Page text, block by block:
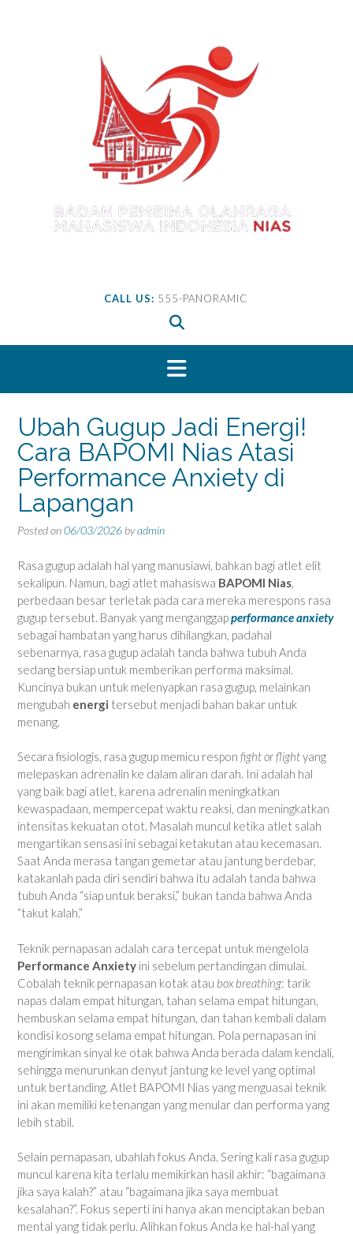
CALL US: 555-PANORAMIC
Ubah Gugup Jadi Energi!
Cara BAPOMI Nias Atasi
Performance Anxiety di
Lapangan
Posted on06/03/2026 byadmin
Rasa gugup adalah hal yang manusiawi, bahkan bagi atlet elit
sekalipun. Namun, bagi atlet mahasiswa BAPOMI Nias
perbedaan besar terletak pada cara mereka merespons rasa
gugup tersebut. Banyak yang menganggapperformance anxiety
sebagai hambatan yang harus dihilangkan, padahal
sebenarnya, rasa gugup adalah tanda bahwa tubuh Anda
sedang bersiap untuk memberikan performa maksimal.
Kuncinya bukan untuk melenyapkan rasa gugup, melainkan
mengubah energi tersebut menjadi bahan bakar untuk
menang.
Secara fisiologis, rasa gugup memicu respon fight or flightyang
melepaskan adrenalin ke dalam aliran darah. Ini adalah hal
yang baik bagi atlet, karena adrenalin meningkatkan
kewaspadaan, mempercepat waktu reaksi, dan meningkatkan
intensitas kekuatan otot. Masalah muncul ketika atlet salah
mengartikan sensasi ini sebagai ketakutan atau kecemasan.
Saat Anda merasa tangan gemetar atau jantung berdebar,
katakanlah pada diri sendiri bahwa itu adalah tanda bahwa
tubuh Anda “siap untuk beraksi,” bukan tanda bahwa Anda
“takut kalah.”
Teknik pernapasan adalah cara tercepat untuk mengelola
Performance Anxiety ini sebelum pertandingan dimulai.
Cobalah teknik pernapasan kotak atau box breathing: tarik
napas dalam empat hitungan, tahan selama empat hitungan,
hembuskan selama empat hitungan, dan tahan kembali dalam
kondisi kosong selama empat hitungan. Pola pernapasan ini
mengirimkan sinyal ke otak bahwa Anda berada dalam kendali,
sehingga menurunkan denyut jantung ke level yang optimal
untuk bertanding. Atlet BAPOMI Nias yang menguasai teknik
ini akan memiliki ketenangan yang menular dan performa yang
lebih stabil.
Selain pernapasan, ubahlah fokus Anda. Sering kali rasa gugup
muncul karena kita terlalu memikirkan hasil akhir: “bagaimana
jika saya kalah?” atau “bagaimana jika saya membuat
kesalahan?”. Fokus seperti ini hanya akan menciptakan beban
mental yang tidak perlu. Alihkan fokus Anda ke hal-hal yang